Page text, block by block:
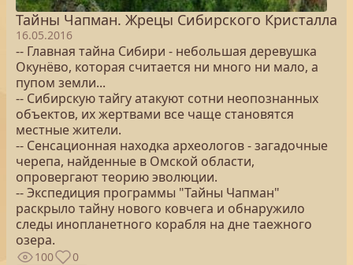
Тайны Чапман. Жрецы Сибирского Кристалла
16.05.2016
-- Главная тайна Сибири - небольшая деревушка
Окунёво, которая считается ни много ни мало, а
пупом земли...
-- Сибирскую тайгу атакуют сотни неопознанных
объектов, их жертвами все чаще становятся
местные жители.
-- Сенсационная находка археологов - загадочные
черепа, найденные в Омской области,
опровергают теорию эволюции.
-- Экспедиция программы "Тайны Чапман"
раскрыло тайну нового ковчега и обнаружило
следы инопланетного корабля на дне таежного
озера.
100 0